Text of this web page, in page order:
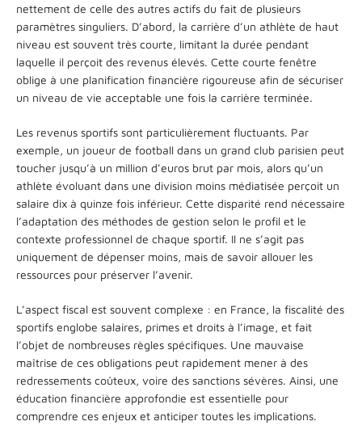
nettement de celle des autres actifs du fait de plusieurs
paramètres singuliers. D’abord, la carrière d’un athlète de haut
niveau est souvent très courte, limitant la durée pendant
laquelle il perçoit des revenus élevés. Cette courte fenêtre
oblige à une planification financière rigoureuse afin de sécuriser
un niveau de vie acceptable une fois la carrière terminée.
Les revenus sportifs sont particulièrement fluctuants. Par
exemple, un joueur de football dans un grand club parisien peut
toucher jusqu’à un million d’euros brut par mois, alors qu’un
athlète évoluant dans une division moins médiatisée perçoit un
salaire dix à quinze fois inférieur. Cette disparité rend nécessaire
l’adaptation des méthodes de gestion selon le profil et le
contexte professionnel de chaque sportif. Il ne s’agit pas
uniquement de dépenser moins, mais de savoir allouer les
ressources pour préserver l’avenir.
L’aspect fiscal est souvent complexe : en France, la fiscalité des
sportifs englobe salaires, primes et droits à l’image, et fait
l’objet de nombreuses règles spécifiques. Une mauvaise
maîtrise de ces obligations peut rapidement mener à des
redressements coûteux, voire des sanctions sévères. Ainsi, une
éducation financière approfondie est essentielle pour
comprendre ces enjeux et anticiper toutes les implications.